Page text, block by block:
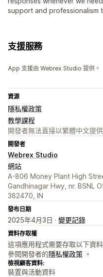
support and professionalism
支援服務
App 支援由 Webrex Studio 提供。
資源
隱私權政策
教學課程
開發者無法直接以繁體中文提供
開發者
Webrex Studio
網站
A-806 Money Plant High
Gandhinagar Hwy, nr. BSNL
382470, IN
發布日期
2025年4月3日 · 變更記錄
資料存取權
這項應用程式需要存取以下資
參閱開發者的隱私權政策 。
檢視顧客資料:
裝置與活動資料